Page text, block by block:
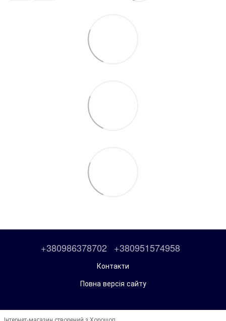
+380986378702 +380951574958
Контакти
Повна версія сайту
Інтернет-магазин створений з Хорошоп